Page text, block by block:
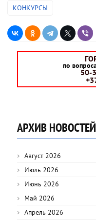
КОНКУРСЫ
по
50-
АРХИВ НОВОСТЕЙ
Август 2026
Июль 2026
Июнь 2026
Май 2026
Апрель 2026